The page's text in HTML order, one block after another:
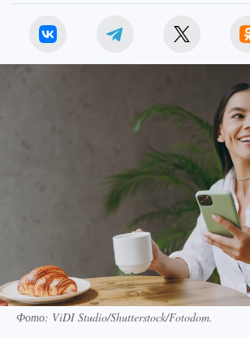
Фото: ViDI Studio/Shutterstock/Fotodom.